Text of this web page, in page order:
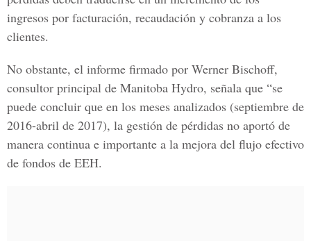
ingresos por facturación, recaudación y cobranza a los
clientes.
No obstante, el informe firmado por Werner Bischoff,
consultor principal de Manitoba Hydro, señala que “se
puede concluir que en los meses analizados (septiembre de
2016-abril de 2017), la gestión de pérdidas no aportó de
manera continua e importante a la mejora del flujo efectivo
de fondos de EEH.